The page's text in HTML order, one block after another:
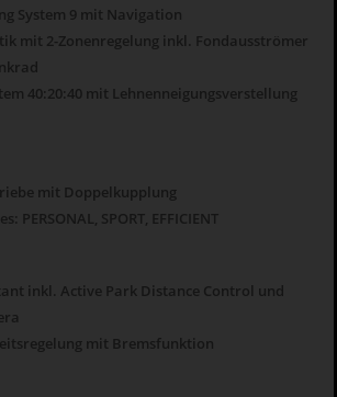
System 9 mit Navigation
mit 2-Zonenregelung inkl. Fondausströmer
40:20:40 mit Lehnenneigungsverstellung
mit Doppelkupplung
PERSONAL, SPORT, EFFICIENT
inkl. Active Park Distance Control und
mit Bremsfunktion